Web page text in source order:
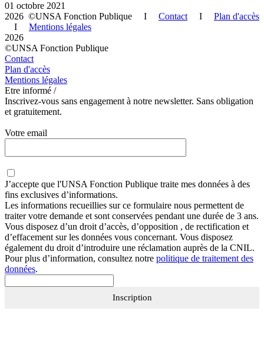
01 octobre 2021
2026 ©UNSA Fonction Publique I Contact I Plan d'accès
I Mentions légales
2026
©UNSA Fonction Publique
Contact
Plan d'accès
Mentions légales
Etre informé /
Inscrivez-vous sans engagement à notre newsletter. Sans obligation
et gratuitement.
Votre email
J’accepte que l'UNSA Fonction Publique traite mes données à des
fins exclusives d’informations.
Les informations recueillies sur ce formulaire nous permettent de
traiter votre demande et sont conservées pendant une durée de 3 ans.
Vous disposez d’un droit d’accès, d’opposition , de rectification et
d’effacement sur les données vous concernant. Vous disposez
également du droit d’introduire une réclamation auprès de la CNIL.
Pour plus d’information, consultez notre politique de traitement des
données.
Inscription